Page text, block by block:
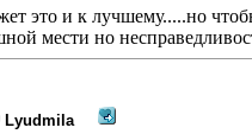
это и к лучшему.....но
мести но
Lyudmila